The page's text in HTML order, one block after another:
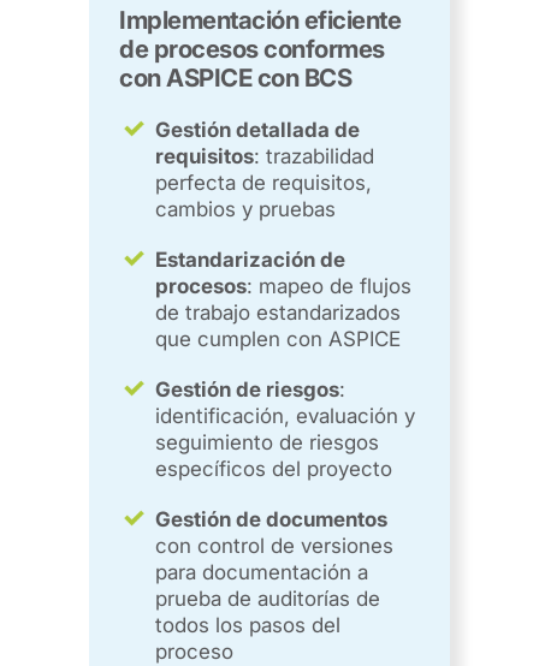
Implementación eficiente
de procesos conformes
con ASPICE con BCS
Gestión detallada de
requisitos: trazabilidad
perfecta de requisitos,
cambios y pruebas
Estandarización de
procesos: mapeo de flujos
de trabajo estandarizados
que cumplen con ASPICE
Gestión de riesgos:
identificación, evaluación y
seguimiento de riesgos
específicos del proyecto
Gestión de documentos
con control de versiones
para documentación a
prueba de auditorías de
todos los pasos del
proceso